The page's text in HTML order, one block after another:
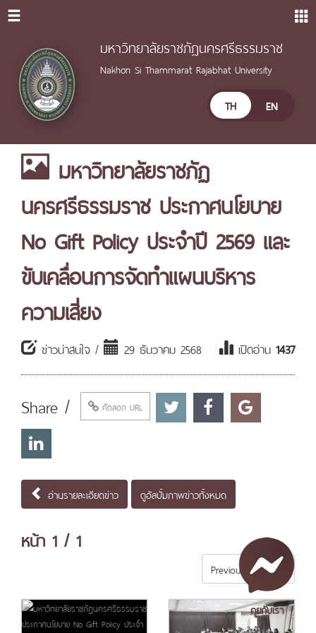
มหาวิทยาลัยราชภัฏนครศรีธรรมราช
Nakhon Si Thammarat Rajabhat University
TH EN
มหาวิทยาลัยราชภัฏ
นครศรีธรรมราช ประกาศนโยบาย
No Gift Policy ประจำปี 2569 และ
ขับเคลื่อนการจัดทำแผนบริหาร
ความเสี่ยง
ข่าวน่าสนใจ / 29 ธันวาคม 2568 เปิดอ่าน 1437
Share / คัดลอก URL
อ่านรายละเอียดข่าว ดูอัลบั้มภาพข่าวทั้งหมด
หน้า 1 / 1
Previous Next
คุยกับเรา